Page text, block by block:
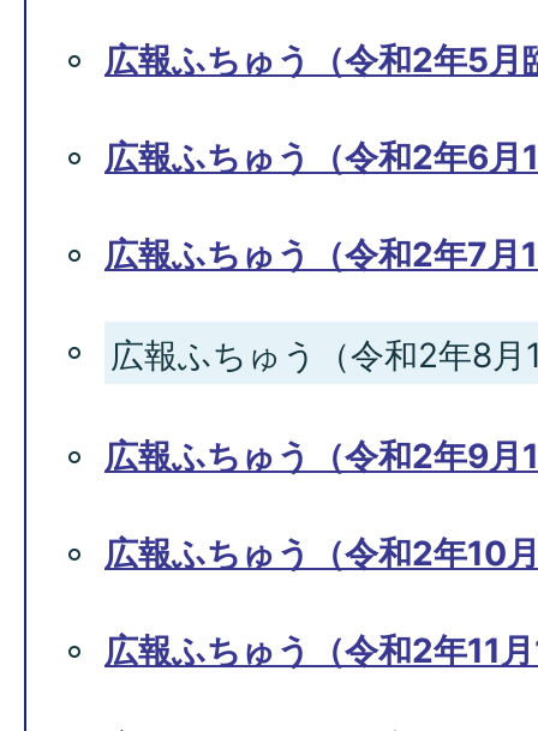
広報ふちゅう（令和2年5月
広報ふちゅう（令和2年6月
広報ふちゅう（令和2年7月
広報ふちゅう（令和2年8月
広報ふちゅう（令和2年9月
広報ふちゅう（令和2年10
広報ふちゅう（令和2年11